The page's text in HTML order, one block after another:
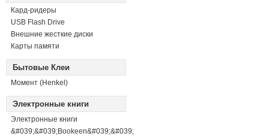
Кард-ридеры
USB Flash Drive
Внешние жесткие диски
Карты памяти
Бытовые Клеи
Момент (Henkel)
Электронные книги
Электронные книги
&#039;&#039;Bookeen&#039;&#039;